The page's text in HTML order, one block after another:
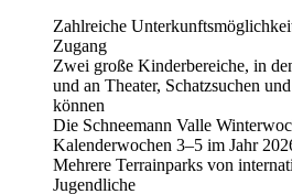
Zahlreiche
Zugang
Zwei große Kinderbereiche, in
und an Theater, Schatzsuchen
können
Die Schneemann Valle
Kalenderwochen 3–5 im Jahr
Mehrere Terrainparks von
Jugendliche